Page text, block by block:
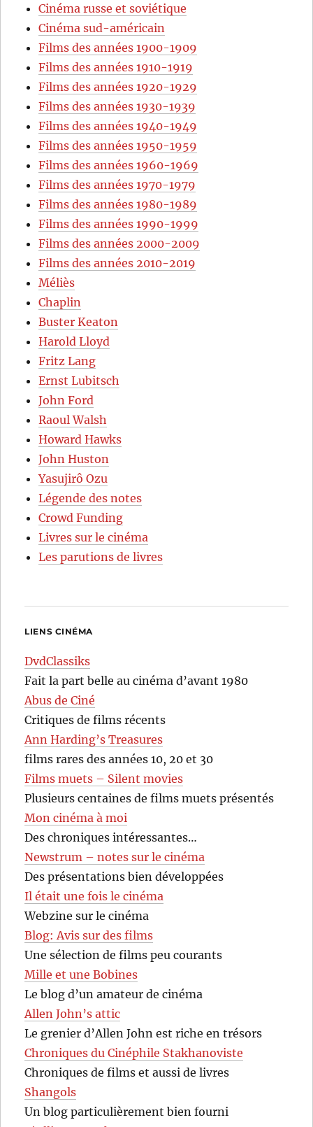
Cinéma russe et soviétique
Cinéma sud-américain
Films des années 1900-1909
Films des années 1910-1919
Films des années 1920-1929
Films des années 1930-1939
Films des années 1940-1949
Films des années 1950-1959
Films des années 1960-1969
Films des années 1970-1979
Films des années 1980-1989
Films des années 1990-1999
Films des années 2000-2009
Films des années 2010-2019
Méliès
Chaplin
Buster Keaton
Harold Lloyd
Fritz Lang
Ernst Lubitsch
John Ford
Raoul Walsh
Howard Hawks
John Huston
Yasujirô Ozu
Légende des notes
Crowd Funding
Livres sur le cinéma
Les parutions de livres
LIENS CINÉMA
DvdClassiks
Fait la part belle au cinéma d’avant 1980
Abus de Ciné
Critiques de films récents
Ann Harding’s Treasures
films rares des années 10, 20 et 30
Films muets – Silent movies
Plusieurs centaines de films muets présentés
Mon cinéma à moi
Des chroniques intéressantes…
Newstrum – notes sur le cinéma
Des présentations bien développées
Il était une fois le cinéma
Webzine sur le cinéma
Blog: Avis sur des films
Une sélection de films peu courants
Mille et une Bobines
Le blog d’un amateur de cinéma
Allen John’s attic
Le grenier d’Allen John est riche en trésors
Chroniques du Cinéphile Stakhanoviste
Chroniques de films et aussi de livres
Shangols
Un blog particulièrement bien fourni